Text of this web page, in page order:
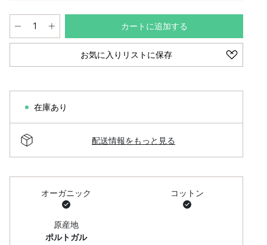
カートに追加する
お気に入りリストに保存
在庫あり
配送情報をもっと見る
オーガニック コットン
原産地
ポルトガル